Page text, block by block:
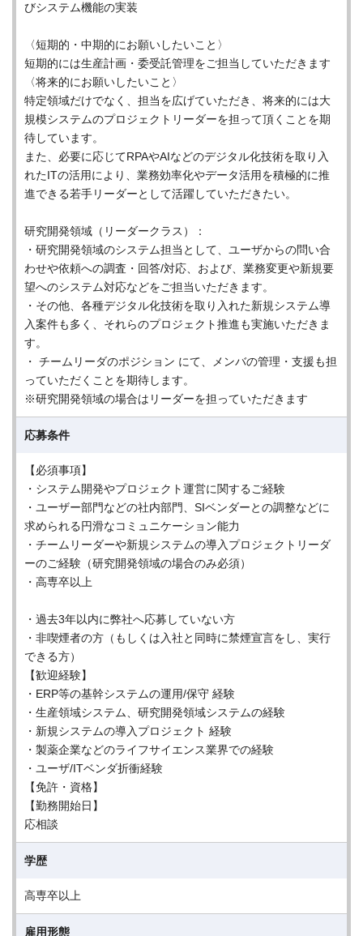
びシステム機能の実装
〈短期的・中期的にお願いしたいこと〉
短期的には生産計画・委受託管理をご担当していただきます
〈将来的にお願いしたいこと〉
特定領域だけでなく、担当を広げていただき、将来的には大
規模システムのプロジェクトリーダーを担って頂くことを期
待しています。
また、必要に応じてRPAやAIなどのデジタル化技術を取り入
れたITの活用により、業務効率化やデータ活用を積極的に推
進できる若手リーダーとして活躍していただきたい。
研究開発領域（リーダークラス）：
・研究開発領域のシステム担当として、ユーザからの問い合
わせや依頼への調査・回答/対応、および、業務変更や新規要
望へのシステム対応などをご担当いただきます。
・その他、各種デジタル化技術を取り入れた新規システム導
入案件も多く、それらのプロジェクト推進も実施いただきま
す。
・ チームリーダのポジション にて、メンバの管理・支援も担
っていただくことを期待します。
※研究開発領域の場合はリーダーを担っていただきます
応募条件
【必須事項】
・システム開発やプロジェクト運営に関するご経験
・ユーザー部門などの社内部門、SIベンダーとの調整などに
求められる円滑なコミュニケーション能力
・チームリーダーや新規システムの導入プロジェクトリーダ
ーのご経験（研究開発領域の場合のみ必須）
・高専卒以上
・過去3年以内に弊社へ応募していない方
・非喫煙者の方（もしくは入社と同時に禁煙宣言をし、実行
できる方）
【歓迎経験】
・ERP等の基幹システムの運用/保守 経験
・生産領域システム、研究開発領域システムの経験
・新規システムの導入プロジェクト 経験
・製薬企業などのライフサイエンス業界での経験
・ユーザ/ITベンダ折衝経験
【免許・資格】
【勤務開始日】
応相談
学歴
高専卒以上
雇用形態